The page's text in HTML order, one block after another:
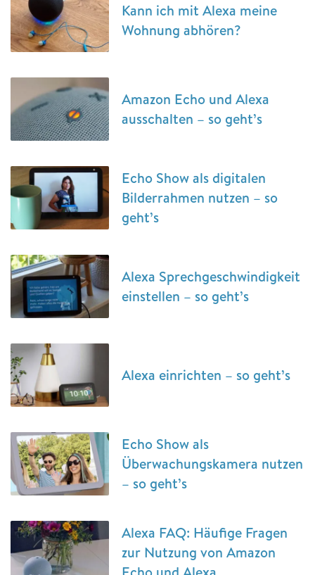
Kann ich mit Alexa meine
Wohnung abhören?
Amazon Echo und Alexa
ausschalten – so geht’s
Echo Show als digitalen
Bilderrahmen nutzen – so
geht’s
Alexa Sprechgeschwindigkeit
einstellen – so geht’s
Alexa einrichten – so geht’s
Echo Show als
Überwachungskamera nutzen
– so geht’s
Alexa FAQ: Häufige Fragen
zur Nutzung von Amazon